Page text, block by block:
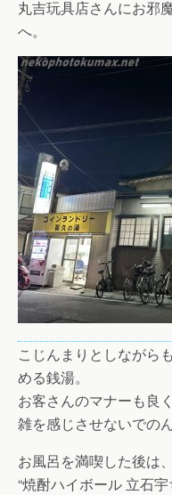
丸吉玩具店さんにお邪
へ。
こじんまりとしながら
める銭湯。
お客さんのマナーも良
雑を感じさせないでの
お風呂を満喫した後は
“焼酎ハイボール 立石